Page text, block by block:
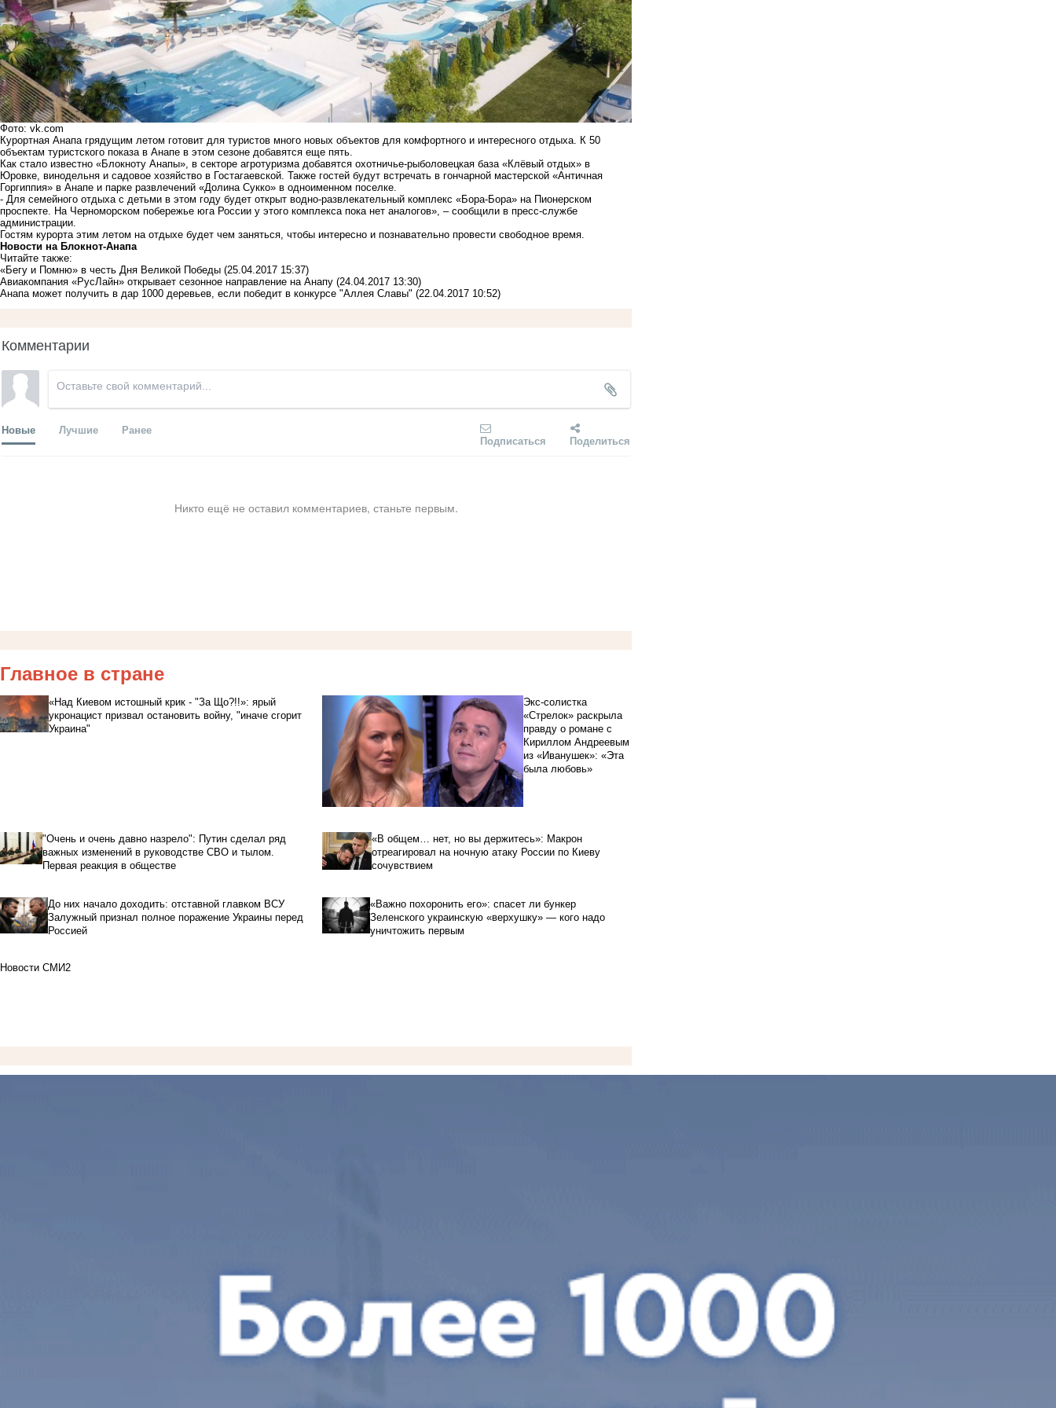
Фото: vk.com
Курортная Анапа грядущим летом готовит для туристов много новых объектов для комфортного и интересного отдыха. К 50
объектам туристского показа в Анапе в этом сезоне добавятся еще пять.
Как стало известно «Блокноту Анапы», в секторе агротуризма добавятся охотничье-рыболовецкая база «Клёвый отдых» в
Юровке, винодельня и садовое хозяйство в Гостагаевской. Также гостей будут встречать в гончарной мастерской «Античная
Горгиппия» в Анапе и парке развлечений «Долина Сукко» в одноименном поселке.
- Для семейного отдыха с детьми в этом году будет открыт водно-развлекательный комплекс «Бора-Бора» на Пионерском
проспекте. На Черноморском побережье юга России у этого комплекса пока нет аналогов», – сообщили в пресс-службе
администрации.
Гостям курорта этим летом на отдыхе будет чем заняться, чтобы интересно и познавательно провести свободное время.
Новости на Блoкнoт-Анапа
Читайте также:
«Бегу и Помню» в честь Дня Великой Победы (25.04.2017 15:37)
Авиакомпания «РусЛайн» открывает сезонное направление на Анапу (24.04.2017 13:30)
Анапа может получить в дар 1000 деревьев, если победит в конкурсе "Аллея Славы" (22.04.2017 10:52)
Комментарии
Новые Лучшие Ранее
Подписаться Поделиться
Никто ещё не оставил комментариев, станьте первым.
Главное в стране
«Над Киевом истошный крик - "За Що?!!»: ярый
укронацист призвал остановить войну, "иначе сгорит
Украина"
Экс-солистка
«Стрелок» раскрыла
правду о романе с
Кириллом Андреевым
из «Иванушек»: «Эта
была любовь»
"Очень и очень давно назрело": Путин сделал ряд
важных изменений в руководстве СВО и тылом.
Первая реакция в обществе
«В общем… нет, но вы держитесь»: Макрон
отреагировал на ночную атаку России по Киеву
сочувствием
До них начало доходить: отставной главком ВСУ
Залужный признал полное поражение Украины перед
Россией
«Важно похоронить его»: спасет ли бункер
Зеленского украинскую «верхушку» — кого надо
уничтожить первым
Новости СМИ2